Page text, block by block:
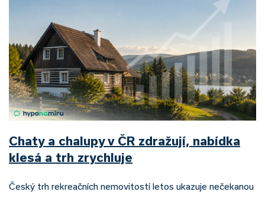
Chaty a chalupy v ČR zdražují, nabídka
klesá a trh zrychluje
Český trh rekreačních nemovitostí letos ukazuje nečekanou